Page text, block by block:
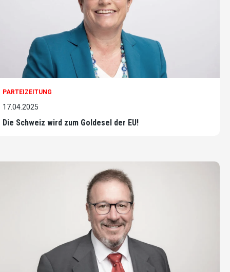
PARTEIZEITUNG
17.04.2025
Die Schweiz wird zum Goldesel der EU!